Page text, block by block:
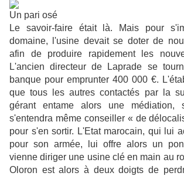
Un pari osé
Le savoir-faire était là. Mais pour
domaine, l'usine devait se doter de
afin de produire rapidement les
L'ancien directeur de Laprade se
banque pour emprunter 400 000 €.
que tous les autres contactés par la
gérant entame alors une médiation,
s'entendra même conseiller « de
pour s'en sortir. L'Etat marocain, qui lui
pour son armée, lui offre alors un
vienne diriger une usine clé en main au
Oloron est alors à deux doigts de